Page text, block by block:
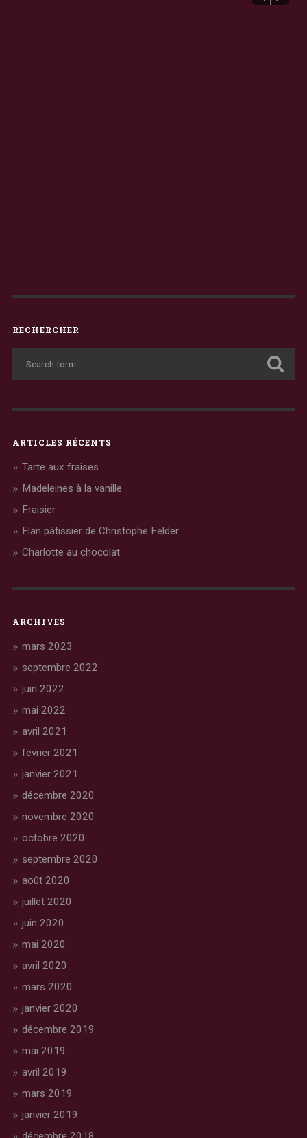
RECHERCHER
ARTICLES RÉCENTS
Tarte aux fraises
Madeleines à la vanille
Fraisier
Flan pâtissier de Christophe Felder
Charlotte au chocolat
ARCHIVES
mars 2023
septembre 2022
juin 2022
mai 2022
avril 2021
février 2021
janvier 2021
décembre 2020
novembre 2020
octobre 2020
septembre 2020
août 2020
juillet 2020
juin 2020
mai 2020
avril 2020
mars 2020
janvier 2020
décembre 2019
mai 2019
avril 2019
mars 2019
janvier 2019